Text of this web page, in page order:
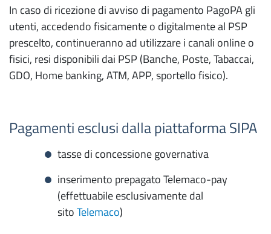
In caso di ricezione di avviso di pagamento PagoPA gli
utenti, accedendo fisicamente o digitalmente al PSP
prescelto, continueranno ad utilizzare i canali online o
fisici, resi disponibili dai PSP (Banche, Poste, Tabaccai,
GDO, Home banking, ATM, APP, sportello fisico).
Pagamenti esclusi dalla piattaforma SIPA
tasse di concessione governativa
inserimento prepagato Telemaco-pay
(effettuabile esclusivamente dal
sitoTelemaco)